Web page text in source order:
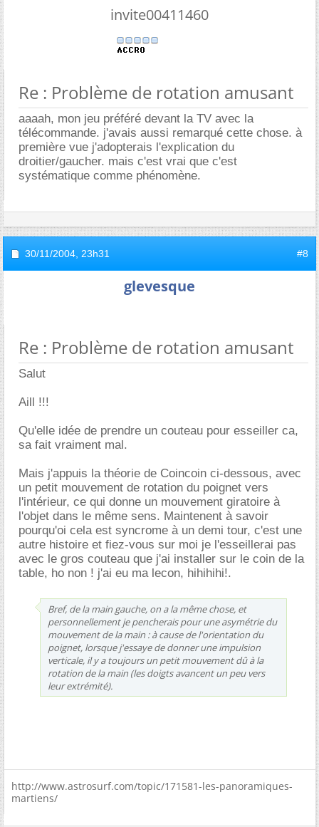
invite00411460
Re : Problème de rotation amusant
aaaah, mon jeu préféré devant la TV avec la
télécommande. j'avais aussi remarqué cette chose. à
première vue j'adopterais l'explication du
droitier/gaucher. mais c'est vrai que c'est
systématique comme phénomène.
30/11/2004, 23h31 #8
glevesque
Re : Problème de rotation amusant
Salut
Aill !!!
Qu'elle idée de prendre un couteau pour esseiller ca,
sa fait vraiment mal.
Mais j'appuis la théorie de Coincoin ci-dessous, avec
un petit mouvement de rotation du poignet vers
l'intérieur, ce qui donne un mouvement giratoire à
l'objet dans le même sens. Maintenent à savoir
pourqu'oi cela est syncrome à un demi tour, c'est une
autre histoire et fiez-vous sur moi je l'esseillerai pas
avec le gros couteau que j'ai installer sur le coin de la
table, ho non ! j'ai eu ma lecon, hihihihi!.
Bref, de la main gauche, on a la même chose, et
personnellement je pencherais pour une asymétrie du
mouvement de la main : à cause de l'orientation du
poignet, lorsque j'essaye de donner une impulsion
verticale, il y a toujours un petit mouvement dû à la
rotation de la main (les doigts avancent un peu vers
leur extrémité).
http://www.astrosurf.com/topic/171581-les-panoramiques-
martiens/